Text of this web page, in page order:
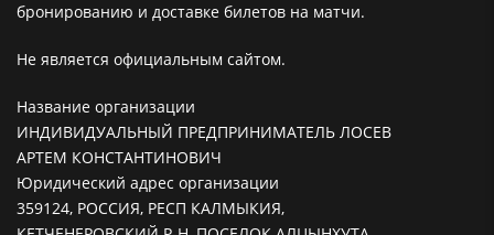
бронированию и доставке билетов на матчи.
Не является официальным сайтом.
Название организации
ИНДИВИДУАЛЬНЫЙ ПРЕДПРИНИМАТЕЛЬ ЛОСЕВ
АРТЕМ КОНСТАНТИНОВИЧ
Юридический адрес организации
359124, РОССИЯ, РЕСП КАЛМЫКИЯ,